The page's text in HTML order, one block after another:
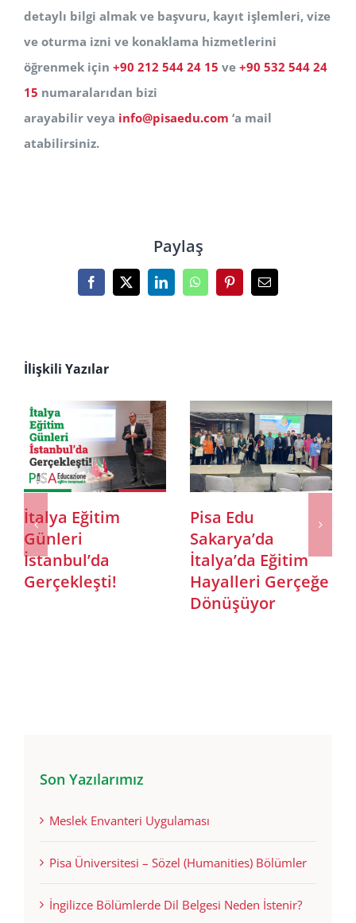
detaylı bilgi almak ve başvuru, kayıt işlemleri, vize
ve oturma izni ve konaklama hizmetlerini
öğrenmek için +90 212 544 24 15 ve +90 532 544 24
15 numaralarıdan bizi
arayabilir veya info@pisaedu.com ‘a mail
atabilirsiniz.
Paylaş
Facebook
X LinkedInWhatsAppPinterest
E-
İlişkili Yazılar
Eğitim
Gerçeğe
Invest Italy olarak
düzenlenen 4.
İtalya – Türkiye İş
Formuna Katıldık!
Adana’da
Meslek Envanteri Uygulaması